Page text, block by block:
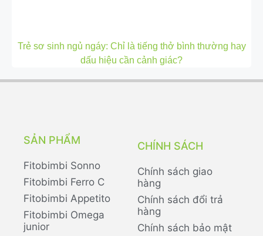
Trẻ sơ sinh ngủ ngáy: Chỉ là tiếng thở bình thường hay
dấu hiệu cần cảnh giác?
SẢN PHẨM
Fitobimbi Sonno
Fitobimbi Ferro C
Fitobimbi Appetito
Fitobimbi Omega
junior
CHÍNH SÁCH
Chính sách giao
hàng
Chính sách đổi trả
hàng
Chính sách bảo mật